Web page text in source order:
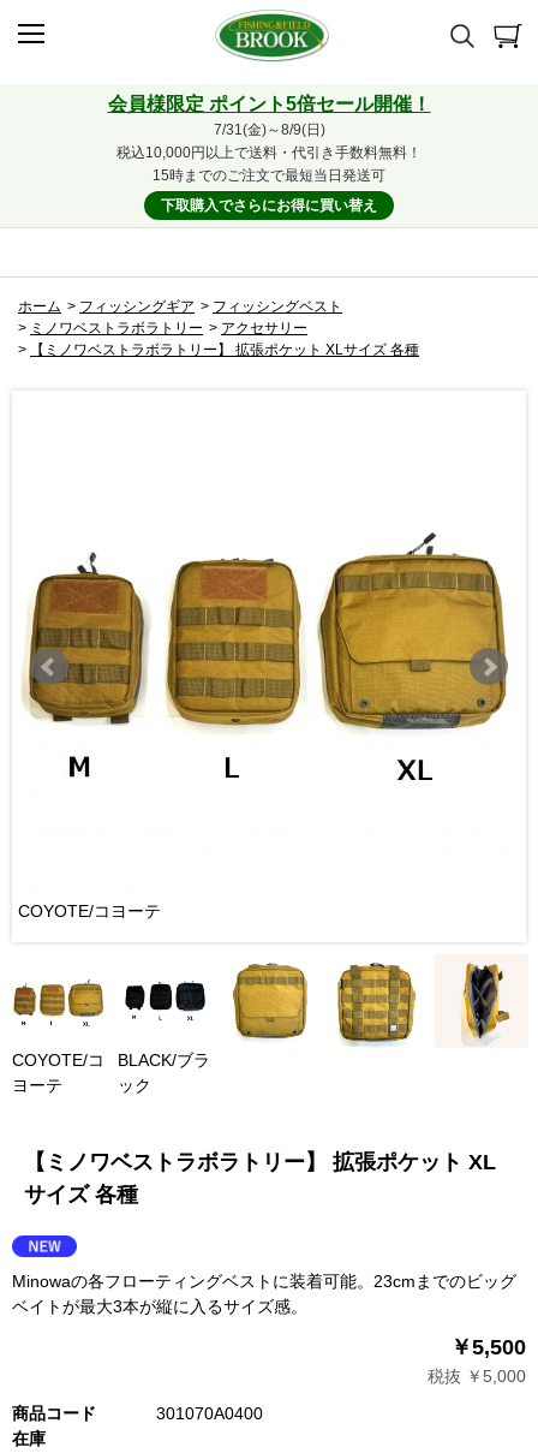
会員様限定 ポイント5倍セール開催！
7/31(金)～8/9(日)
税込10,000円以上で送料・代引き手数料無料！
15時までのご注文で最短当日発送可
下取購入でさらにお得に買い替え
ホーム > フィッシングギア > フィッシングベスト
> ミノワベストラボラトリー > アクセサリー
>
【ミノワベストラボラトリー】 拡張ポケット XLサイズ 各種
COYOTE/コヨーテ
COYOTE/コ
ヨーテ
BLACK/ブラ
ック
【ミノワベストラボラトリー】 拡張ポケット XL
サイズ 各種
Minowaの各フローティングベストに装着可能。23cmまでのビッグ
ベイトが最大3本が縦に入るサイズ感。
￥5,500
税抜 ￥5,000
商品コード
301070A0400
在庫